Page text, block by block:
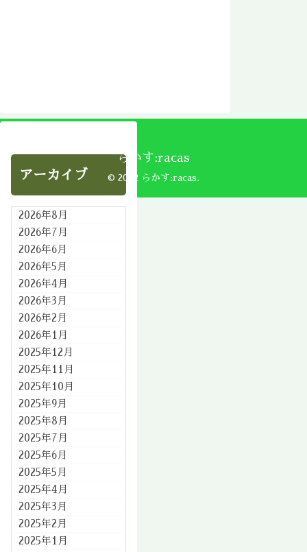
アーカイブ
2026年8月
2026年7月
2026年6月
2026年5月
2026年4月
2026年3月
2026年2月
2026年1月
2025年12月
2025年11月
2025年10月
2025年9月
2025年8月
2025年7月
2025年6月
2025年5月
2025年4月
2025年3月
2025年2月
2025年1月
らかす:racas
© 2002 らかす:racas.